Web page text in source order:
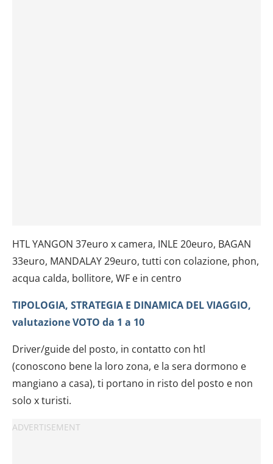
HTL YANGON 37euro x camera, INLE 20euro, BAGAN
33euro, MANDALAY 29euro, tutti con colazione, phon,
acqua calda, bollitore, WF e in centro
TIPOLOGIA, STRATEGIA E DINAMICA DEL VIAGGIO,
valutazione VOTO da 1 a 10
Driver/guide del posto, in contatto con htl
(conoscono bene la loro zona, e la sera dormono e
mangiano a casa), ti portano in risto del posto e non
solo x turisti.